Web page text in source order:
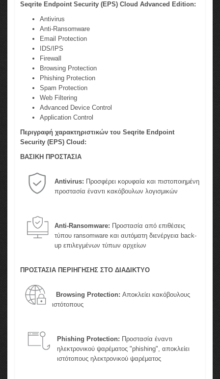
Seqrite Endpoint Security (EPS) Cloud Advanced Edition:
Antivirus
Anti-Ransomware
Email Protection
IDS/IPS
Firewall
Browsing Protection
Phishing Protection
Spam Protection
Web Filtering
Advanced Device Control
Application Control
Περιγραφή χαρακτηριστικών του Seqrite Endpoint
Security (EPS) Cloud:
ΒΑΣΙΚΗ ΠΡΟΣΤΑΣΙΑ
Antivirus: Προσφέρει κορυφαία και πιστοποιημένη
προστασία έναντι κακόβουλων λογισμικών
Anti-Ransomware: Προστασία από επιθέσεις
τύπου ransomware και αυτόματη διενέργεια back-
up επιλεγμένων τύπων αρχείων
ΠΡΟΣΤΑΣΙΑ ΠΕΡΙΗΓΗΣΗΣ ΣΤΟ ΔΙΑΔΙΚΤΥΟ
Browsing Protection: Αποκλείει κακόβουλους
ιστότοπους
Phishing Protection: Προστασία έναντι
ηλεκτρονικού ψαρέματος "phishing", αποκλείει
ιστότοπους ηλεκτρονικού ψαρέματος